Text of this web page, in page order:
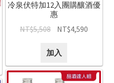
冷泉伏特加12入團購釀酒優
惠
NT$5,508 NT$4,590
加入